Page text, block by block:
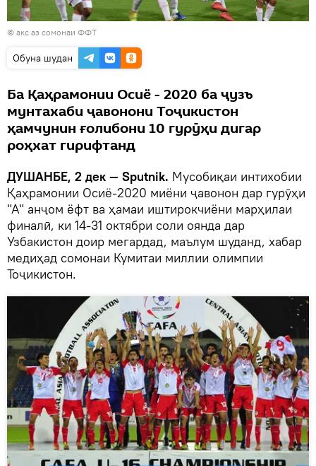
© акс аз сомонаи ФФТ
Обуна шудан
Ба Қаҳрамонии Осиё - 2020 ба ҷузъ
мунтахаби ҷавонони Тоҷикистон
ҳамчунин ғолибони 10 гурӯҳи дигар
роҳхат гирифтанд
ДУШАНБЕ, 2 дек — Sputnik. Мусобиқаи интихобии
Қаҳрамонии Осиё-2020 миёни ҷавонон дар гурӯҳи
"А" анҷом ёфт ва ҳамаи иштирокчиёни марҳилаи
финалӣ, ки 14-31 октябри соли оянда дар
Узбакистон доир мегардад, маълум шуданд, хабар
медиҳад сомонаи Кумитаи миллии олимпии
Тоҷикистон.